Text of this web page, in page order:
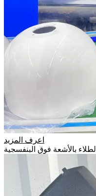
اعرف المزيد
الطلاء بالأشعة فوق البنفسجية